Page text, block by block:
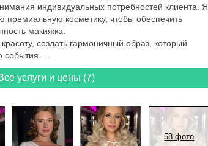
индивидуальных потребностей клиента. Я
премиальную косметику, чтобы обеспечить
макияжа.
создать гармоничный образ, который
...
услуги и цены (7)
58 фото